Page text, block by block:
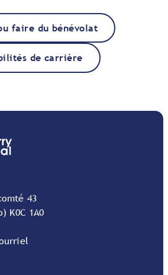
faire du bénévolat
de carrière
43
K0C 1A0